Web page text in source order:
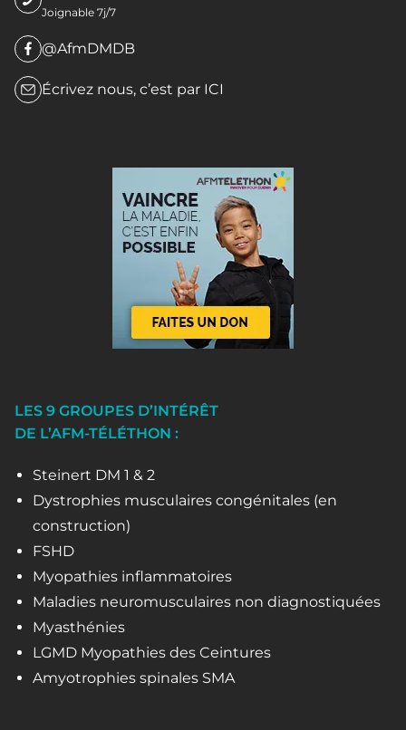
Joignable 7j/7
@AfmDMDB
Écrivez nous, c’est par ICI
LES 9 GROUPES D’INTÉRÊT
DE L’AFM-TÉLÉTHON :
Steinert DM 1 & 2
Dystrophies musculaires congénitales (en
construction)
FSHD
Myopathies inflammatoires
Maladies neuromusculaires non diagnostiquées
Myasthénies
LGMD Myopathies des Ceintures
Amyotrophies spinales SMA